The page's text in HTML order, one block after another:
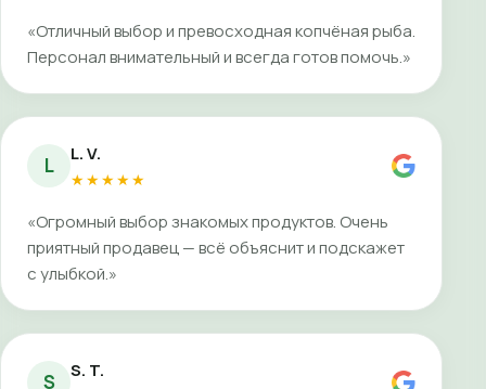
«Отличный выбор и превосходная копчёная рыба.
Персонал внимательный и всегда готов помочь.»
L L. V.
★★★★★
«Огромный выбор знакомых продуктов. Очень
приятный продавец — всё объяснит и подскажет
с улыбкой.»
S S. T.